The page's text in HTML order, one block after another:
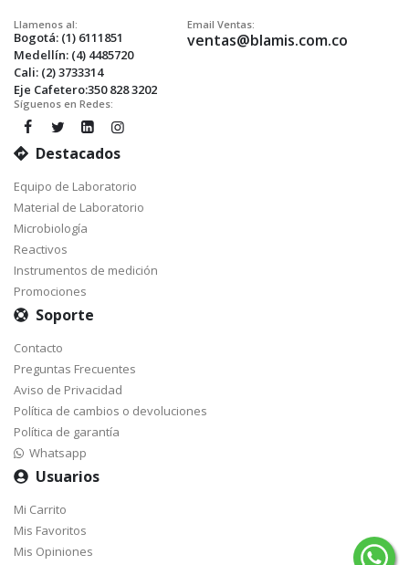
Llamenos al:
Bogotá: (1) 6111851
Medellín: (4) 4485720
Cali: (2) 3733314
Eje Cafetero:350 828 3202
Email Ventas:
ventas@blamis.com.co
Síguenos en Redes:
Destacados
Equipo de Laboratorio
Material de Laboratorio
Microbiología
Reactivos
Instrumentos de medición
Promociones
Soporte
Contacto
Preguntas Frecuentes
Aviso de Privacidad
Política de cambios o devoluciones
Política de garantía
Whatsapp
Usuarios
Mi Carrito
Mis Favoritos
Mis Opiniones